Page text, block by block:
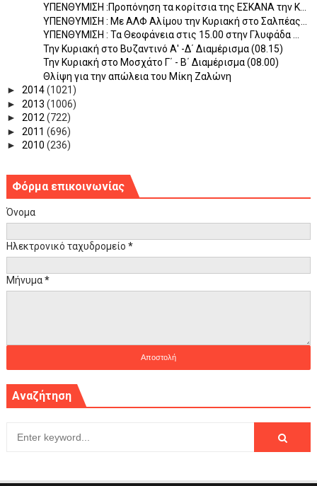
ΥΠΕΝΘΥΜΙΣΗ :Προπόνηση τα κορίτσια της ΕΣΚΑΝΑ την Κ...
ΥΠΕΝΘΥΜΙΣΗ : Με ΑΛΦ Αλίμου την Κυριακή στο Σαλπέας...
ΥΠΕΝΘΥΜΙΣΗ : Τα Θεοφάνεια στις 15.00 στην Γλυφάδα ...
Την Κυριακή στο Βυζαντινό Α' -Δ΄ Διαμέρισμα (08.15)
Την Κυριακή στο Μοσχάτο Γ΄ - Β΄ Διαμέρισμα (08.00)
Θλίψη για την απώλεια του Μίκη Ζαλώνη
► 2014(1021)
► 2013 (1006)
► 2012(722)
► 2011 (696)
► 2010 (236)
Φόρμα επικοινωνίας
Όνομα
Ηλεκτρονικό ταχυδρομείο *
Μήνυμα*
Αναζήτηση